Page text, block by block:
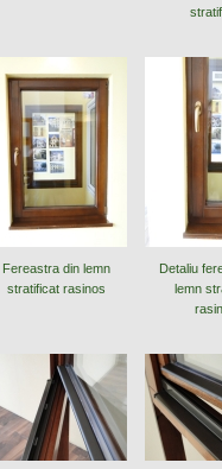
Fereastra din lemn
stratificat rasinos
Detaliu
lemn